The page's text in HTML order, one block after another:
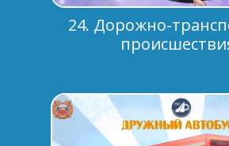
24. Дорожно-